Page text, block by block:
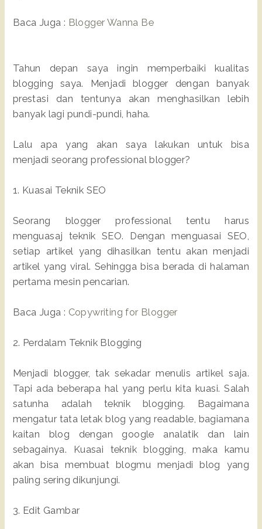
Baca Juga : Blogger Wanna Be
Tahun depan saya ingin memperbaiki kualitas
blogging saya. Menjadi blogger dengan banyak
prestasi dan tentunya akan menghasilkan lebih
banyak lagi pundi-pundi, haha.
Lalu apa yang akan saya lakukan untuk bisa
menjadi seorang professional blogger?
1. Kuasai Teknik SEO
Seorang blogger professional tentu harus
menguasaj teknik SEO. Dengan menguasai SEO,
setiap artikel yang dihasilkan tentu akan menjadi
artikel yang viral. Sehingga bisa berada di halaman
pertama mesin pencarian.
Baca Juga : Copywriting for Blogger
2. Perdalam Teknik Blogging
Menjadi blogger, tak sekadar menulis artikel saja.
Tapi ada beberapa hal yang perlu kita kuasi. Salah
satunha adalah teknik blogging. Bagaimana
mengatur tata letak blog yang readable, bagiamana
kaitan blog dengan google analatik dan lain
sebagainya. Kuasai teknik blogging, maka kamu
akan bisa membuat blogmu menjadi blog yang
paling sering dikunjungi.
3. Edit Gambar